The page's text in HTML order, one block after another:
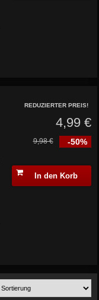
REDUZIERTER PREIS!
4,99 €
-50%
9,98 €
In den Korb